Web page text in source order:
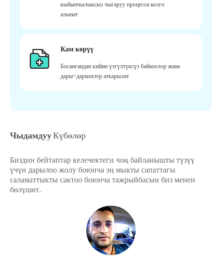
кыйынчылыксыз чыгаруу процесси колго
алынат
Кам көрүү
Босангандан кийин үзгүлтүксүз байкоолор жана
дары-дармектер аткарылат
ЧыдамдууКүбөлөр
Биздин бейтаптар келечектеги чоң байланышты түзүү
үчүн дарылоо жолу боюнча эң мыкты сапаттагы
саламаттыкты сактоо боюнча тажрыйбасын биз менен
бөлүшөт.